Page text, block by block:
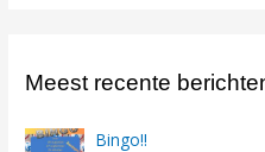
Meest recente
Bingo!!